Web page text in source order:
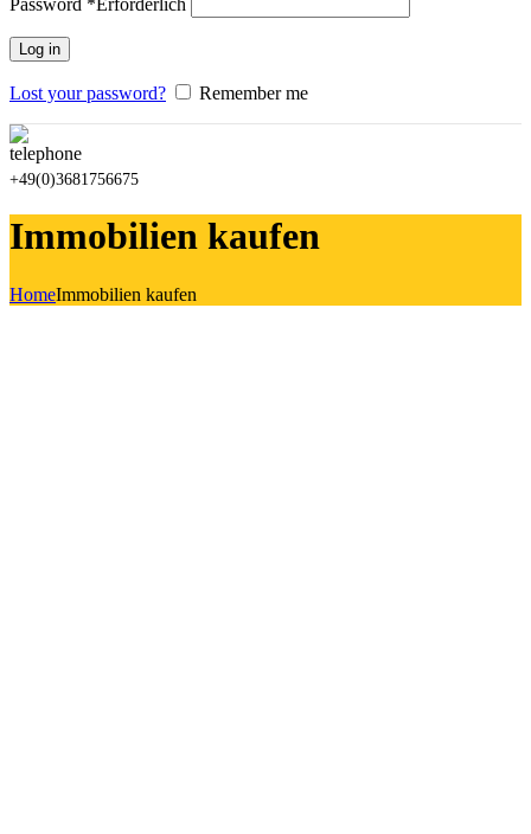
Password *Erforderlich
Log in
Lost your password? Remember me
+49(0)3681756675
Immobilien kaufen
HomeImmobilien kaufen